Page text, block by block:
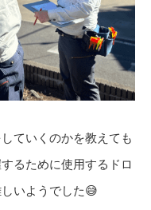
ていくのかを教えても
るために使用するドロ
いようでした😅